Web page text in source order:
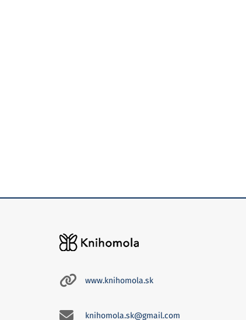
www.knihomola.sk
knihomola.sk@gmail.com